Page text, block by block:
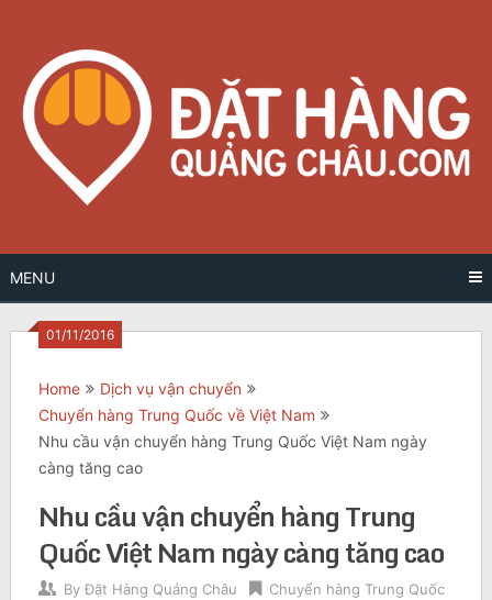
content
MENU
01/11/2016
Home
Dịch vụ vận chuyển
Chuyển hàng Trung Quốc về Việt Nam
Nhu cầu vận chuyển hàng Trung Quốc Việt Nam ngày
càng tăng cao
Nhu cầu vận chuyển hàng Trung
Quốc Việt Nam ngày càng tăng cao
By Đặt Hàng Quảng Châu
Chuyển hàng Trung Quốc